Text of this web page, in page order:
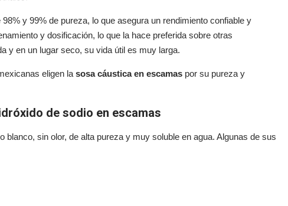
y 99% de pureza, lo que asegura un rendimiento confiable y
y dosificación, lo que la hace preferida sobre otras
y en un lugar seco, su vida útil es muy larga.
eligen la sosa cáustica en escamas por su pureza y
de sodio en escamas
blanco, sin olor, de alta pureza y muy soluble en agua. Algunas de sus